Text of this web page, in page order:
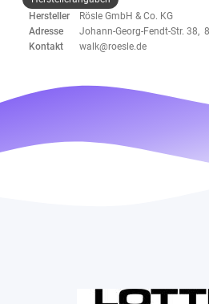
Hersteller
Rösle GmbH & Co. KG
Adresse
Johann-Georg-Fendt-Str.
Kontakt
walk@roesle.de